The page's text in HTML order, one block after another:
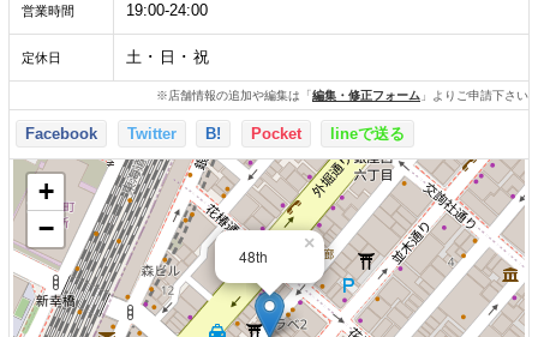
営業時間 19:00-24:00
定休日 土 ･ 日 ･ 祝
※店舗情報の追加や編集は「編集・修正フォーム 」よりご申請下さい
Facebook Twitter B! Pocket lineで送る
48th
×
+
−